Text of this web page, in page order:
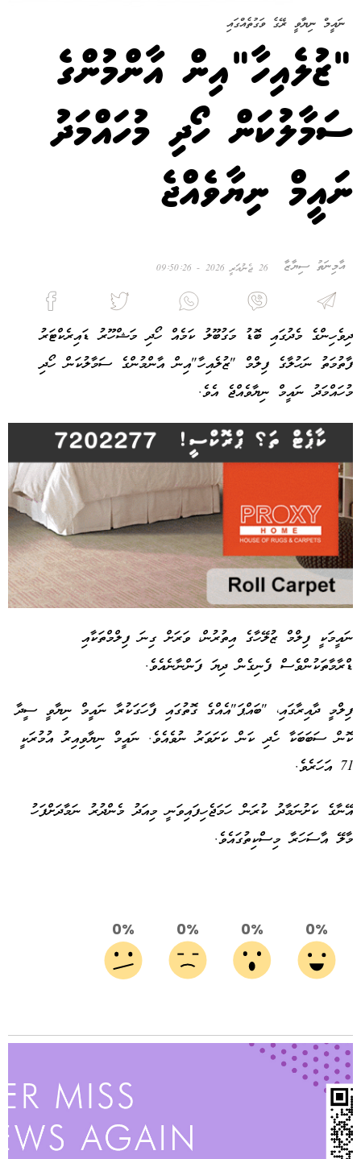
ނައީމް ނިޔާވީ ޜޭގެ ވަގުތެއްގައި
"ޒުލެއިހާ"އިން އާންމުންގެ
ސަމާލުކަން ހޯދި މުހައްމަދު
ނައީމް ނިޔާވެއްޖެ
އާމިނަތު ސިޔާޒާ 26 ޖެނުއަރީ 2026 - 09:50:26
ދިވެހިންގެ މެދުގައި ބޮޑު މަގުބޫލު ކަމެއް ހޯދި މަޝްހޫރު ޑައިރެކްޓަރު
ފާތުމަތު ނަހުލާގެ ފިލްމް "ޒުލެއިހާ"އިން އާންމުންގެ ސަމާލުކަން ހޯދި
މުހައްމަދު ނައީމް ނިޔާވެއްޖެ އެވެ.
ނައީމަކީ ފިލްމް ޒުލޭހާގެ އިތުރުން، ވަރަށް ގިނަ ފިލްމްތަކާއި
ޑްރާމާތަކުންވެސް ފެނިގެން ދިޔަ ފަންނާނެއެވެ.
ފިލްމީ ދާއިރާގައި، "ބައްޕަ"އެއްގެ ގޮތުގައި ފާހަގަކުރާ ނައީމް ނިޔާވީ ސީދާ
ކޮން ސަބަބަކާ ހެދި ކަން ކަށަވަރު ނުވެއެވެ. ނައީމް ނިޔާވިއިރު އުމުރަކީ
71 އަހަރެވެ.
އޭނާގެ ކަށުނަމާދު ކުރަން ހަމަޖެހިފައިވަނީ މިއަދު މެންދުރު ނަމާދަށްފަހު
މާލޭ އާސަހަރާ މިސްކިތުގައެވެ.
0%
0%
0%
0%